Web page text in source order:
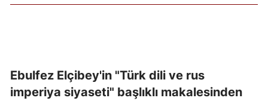
Ebulfez Elçibey'in "Türk dili ve rus
imperiya siyaseti" başlıklı makalesinden